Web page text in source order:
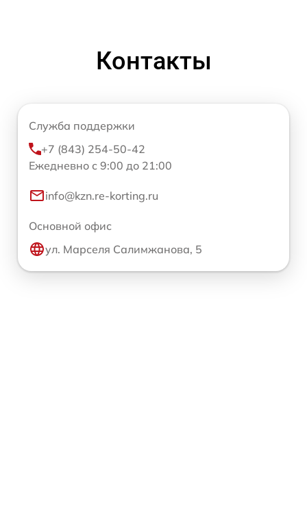
Контакты
Служба поддержки
+7 (843) 254-50-42
Ежедневно с 9:00 до 21:00
info@kzn.re-korting.ru
Основной офис
ул. Марселя Салимжанова, 5